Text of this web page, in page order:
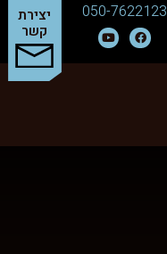
050-7622123
יצירת
קשר